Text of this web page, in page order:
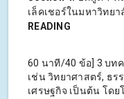
เล็คเชอร์ในมหาวิทยา
READING
60 นาที/40 ข้อ] 3 บท
เช่น วิทยาศาสตร์, ธร
เศรษฐกิจ เป็นต้น โด